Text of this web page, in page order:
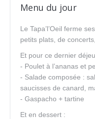
Menu du jour
Le Tapa’l’Oeil ferme
petits plats, de
Et pour ce dernier
- Poulet à l’ananas et
- Salade composée :
saucisses de canard,
- Gaspacho + tartine
Et en dessert :